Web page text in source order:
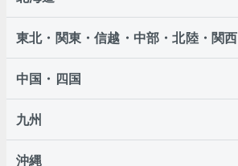
東北・関東・信越・中部・北陸・関西
中国・四国
九州
沖縄